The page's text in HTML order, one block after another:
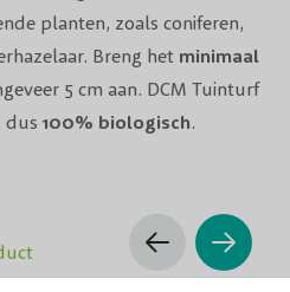
planten, zoals coniferen,
Breng het minimaal
5 cm aan. DCM Tuinturf
dus 100% biologisch.